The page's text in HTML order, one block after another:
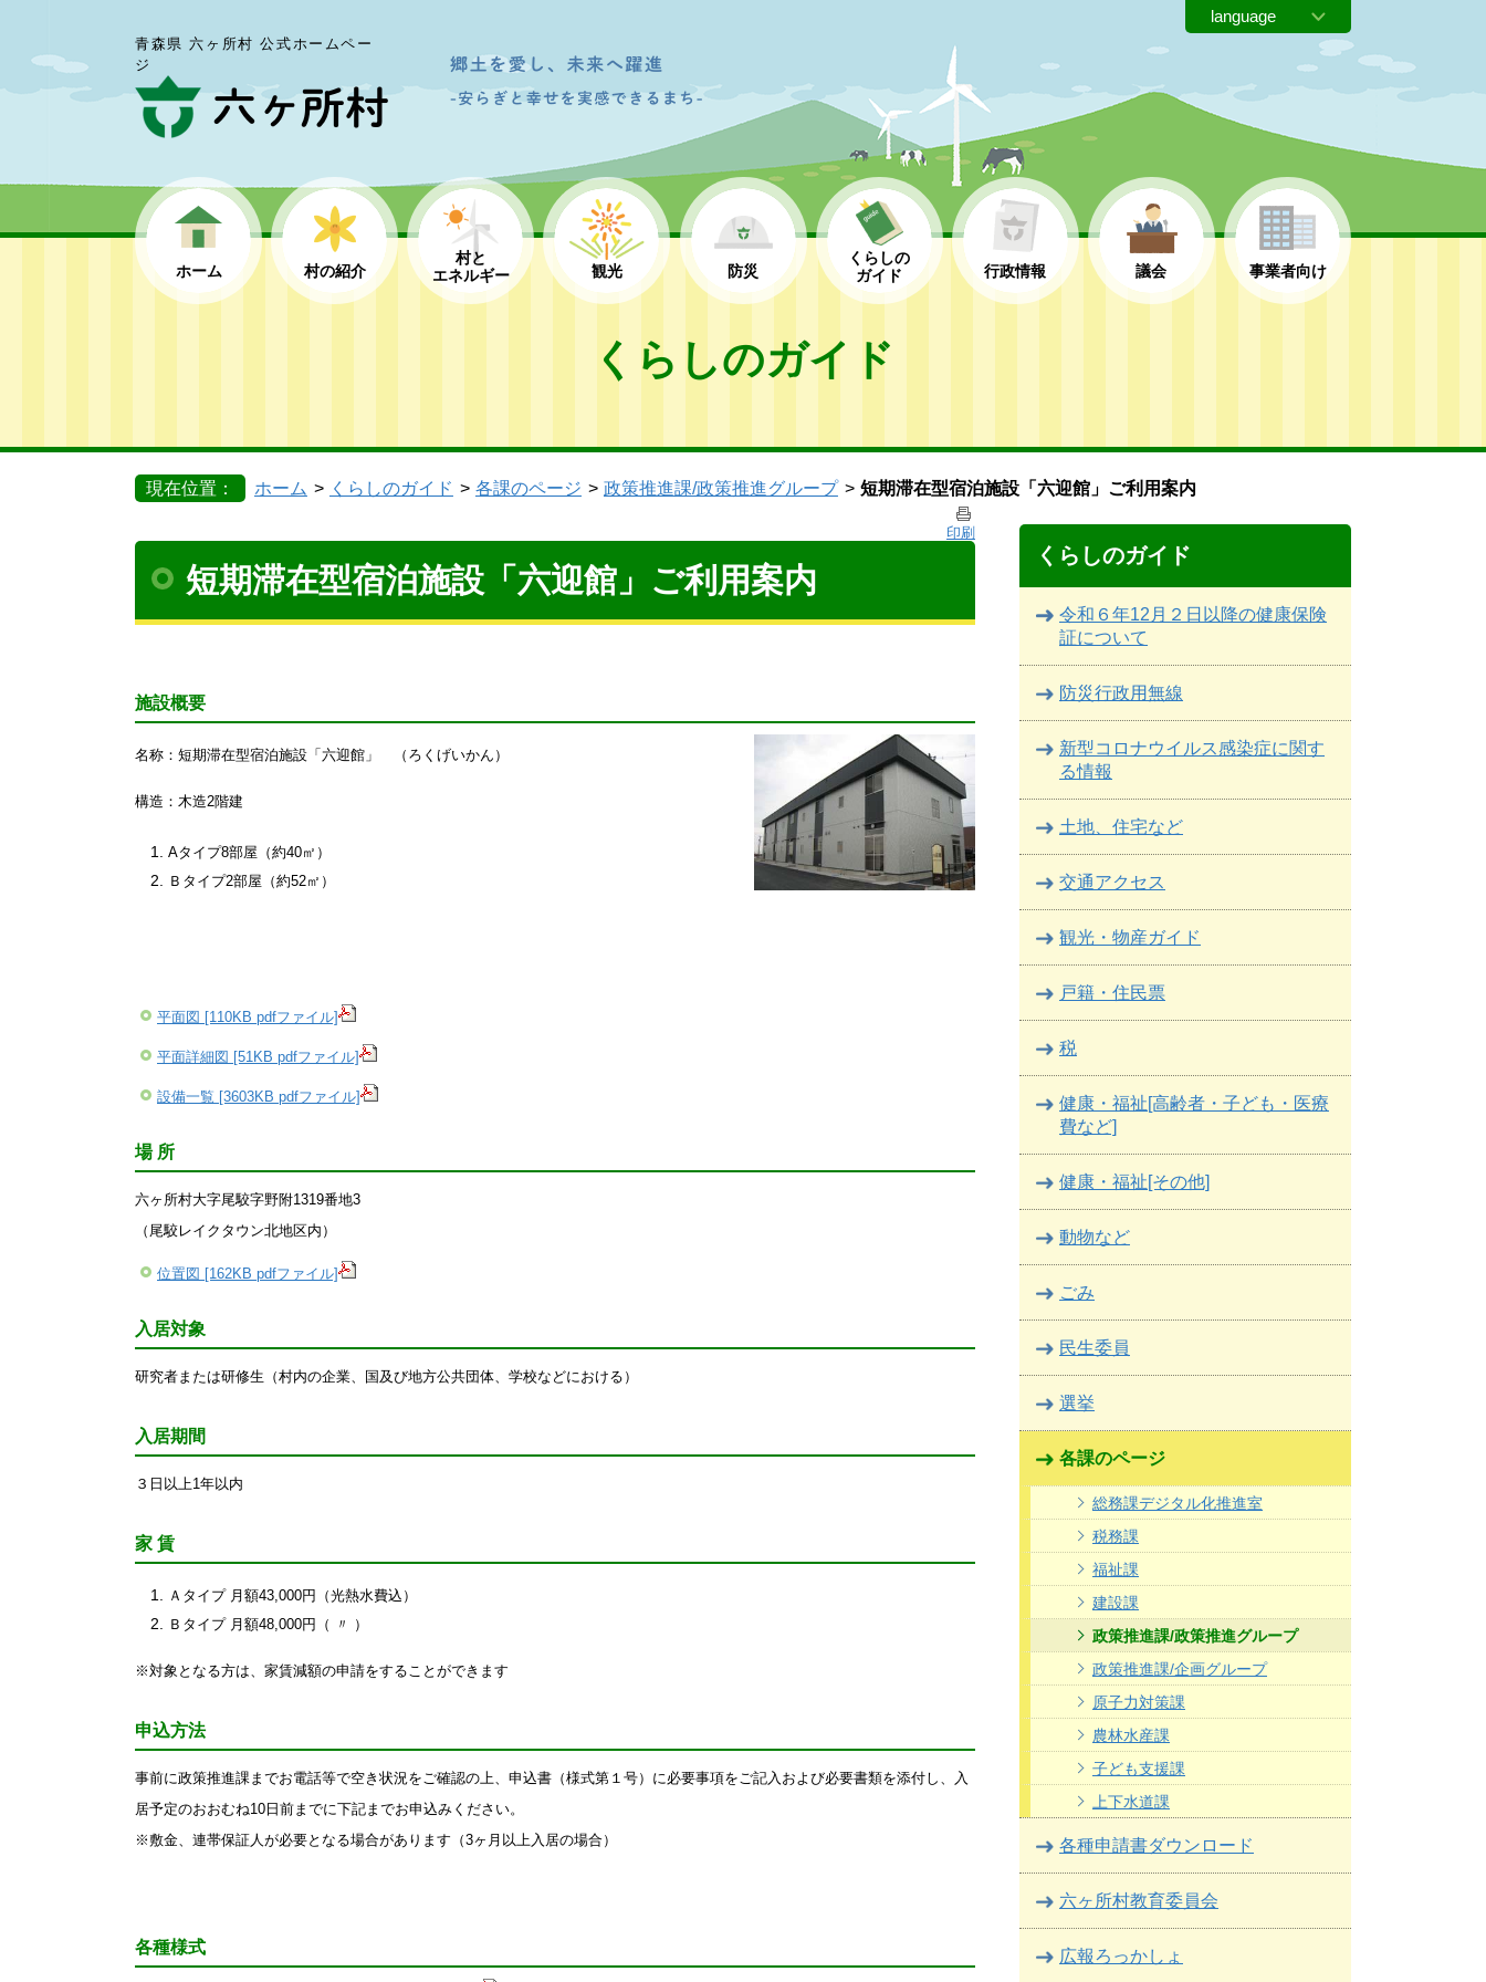
青森県 六ヶ所村 公式ホームペー
ジ
ホーム 村の紹介
村と
エネルギー
観光 防災
くらしの
ガイド
行政情報 議会 事業者向け
くらしのガイド
現在位置： ホーム くらしのガイド 各課のページ 政策推進課/政策推進グループ 短期滞在型宿泊施設「六迎館」ご利用案内
くらしのガイド
令和６年12月２日以降の健康保険
証について
防災行政用無線
新型コロナウイルス感染症に関す
る情報
土地、住宅など
交通アクセス
観光・物産ガイド
戸籍・住民票
税
健康・福祉[高齢者・子ども・医療
費など]
健康・福祉[その他]
動物など
ごみ
民生委員
選挙
各課のページ
総務課デジタル化推進室
税務課
福祉課
建設課
政策推進課/政策推進グループ
政策推進課/企画グループ
原子力対策課
農林水産課
子ども支援課
上下水道課
各種申請書ダウンロード
六ヶ所村教育委員会
広報ろっかしょ
印刷
短期滞在型宿泊施設「六迎館」ご利用案内
施設概要
名称：短期滞在型宿泊施設「六迎館」 （ろくげいかん）
構造：木造2階建
Aタイプ8部屋（約40㎡）
Ｂタイプ2部屋（約52㎡）
平面図 [110KB pdfファイル]
平面詳細図 [51KB pdfファイル]
設備一覧 [3603KB pdfファイル]
場 所
六ヶ所村大字尾駮字野附1319番地3
（尾駮レイクタウン北地区内）
位置図 [162KB pdfファイル]
入居対象
研究者または研修生（村内の企業、国及び地方公共団体、学校などにおける）
入居期間
３日以上1年以内
家 賃
Ａタイプ 月額43,000円（光熱水費込）
Ｂタイプ 月額48,000円（ 〃 ）
※対象となる方は、家賃減額の申請をすることができます
申込方法
事前に政策推進課までお電話等で空き状況をご確認の上、申込書（様式第１号）に必要事項をご記入および必要書類を添付し、入
居予定のおおむね10日前までに下記までお申込みください。
※敷金、連帯保証人が必要となる場合があります（3ヶ月以上入居の場合）
各種様式